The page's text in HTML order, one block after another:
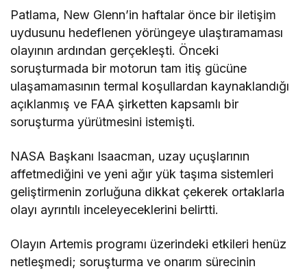
Patlama, New Glenn’in haftalar önce bir iletişim
uydusunu hedeflenen yörüngeye ulaştıramaması
olayının ardından gerçekleşti. Önceki
soruşturmada bir motorun tam itiş gücüne
ulaşamamasının termal koşullardan kaynaklandığı
açıklanmış ve FAA şirketten kapsamlı bir
soruşturma yürütmesini istemişti.
NASA Başkanı Isaacman, uzay uçuşlarının
affetmediğini ve yeni ağır yük taşıma sistemleri
geliştirmenin zorluğuna dikkat çekerek ortaklarla
olayı ayrıntılı inceleyeceklerini belirtti.
Olayın Artemis programı üzerindeki etkileri henüz
netleşmedi; soruşturma ve onarım sürecinin